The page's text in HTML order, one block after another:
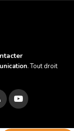
. Tout droit